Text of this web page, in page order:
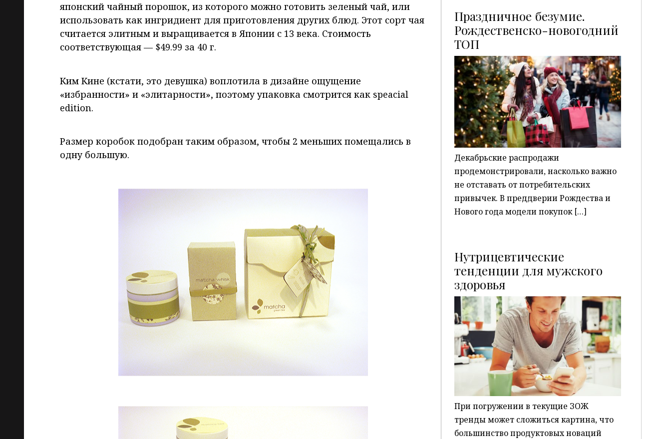
японский чайный порошок, из которого можно готовить зеленый чай, или
использовать как ингридиент для приготовления других блюд. Этот сорт чая
считается элитным и выращивается в Японии с 13 века. Стоимость
соответствующая — $49.99 за 40 г.
Ким Кине (кстати, это девушка) воплотила в дизайне ощущение
«избранности» и «элитарности», поэтому упаковка смотрится как speacial
edition.
Размер коробок подобран таким образом, чтобы 2 меньших помещались в
одну большую.
Праздничное безумие.
Рождественско-новогодний
ТОП
P
Декабрьские распродажи
продемонстрировали, насколько важно
не отставать от потребительских
привычек. В преддверии Рождества и
Нового года модели покупок […]
Нутрицевтические
тенденции для мужского
здоровья P
При погружении в текущие ЗОЖ
тренды может сложиться картина, что
большинство продуктовых новаций